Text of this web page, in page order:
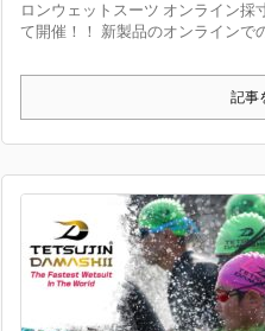
ロンウェットスーツ オンライン採
て開催！！ 新製品のオンラインで
記事